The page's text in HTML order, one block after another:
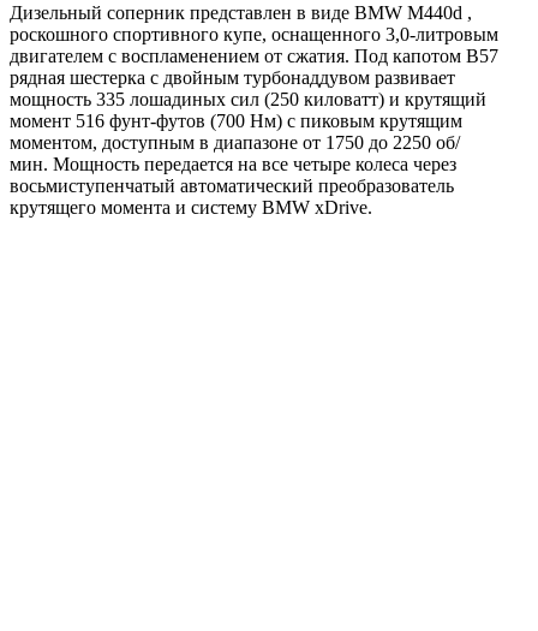
Дизельный соперник представлен в виде BMW M440d ,
роскошного спортивного купе, оснащенного 3,0-литровым
двигателем с воспламенением от сжатия. Под капотом B57
рядная шестерка с двойным турбонаддувом развивает
мощность 335 лошадиных сил (250 киловатт) и крутящий
момент 516 фунт-футов (700 Нм) с пиковым крутящим
моментом, доступным в диапазоне от 1750 до 2250 об/
мин. Мощность передается на все четыре колеса через
восьмиступенчатый автоматический преобразователь
крутящего момента и систему BMW xDrive.